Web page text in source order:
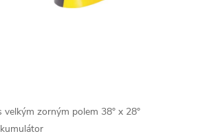
zorným polem 38° x 28°